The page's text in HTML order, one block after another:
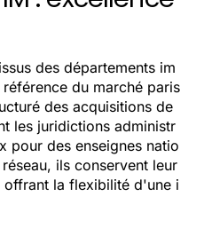
des départements im
du marché paris
des acquisitions de
les juridictions administr
pour des enseignes natio
ils conservent leur
la flexibilité d'une i